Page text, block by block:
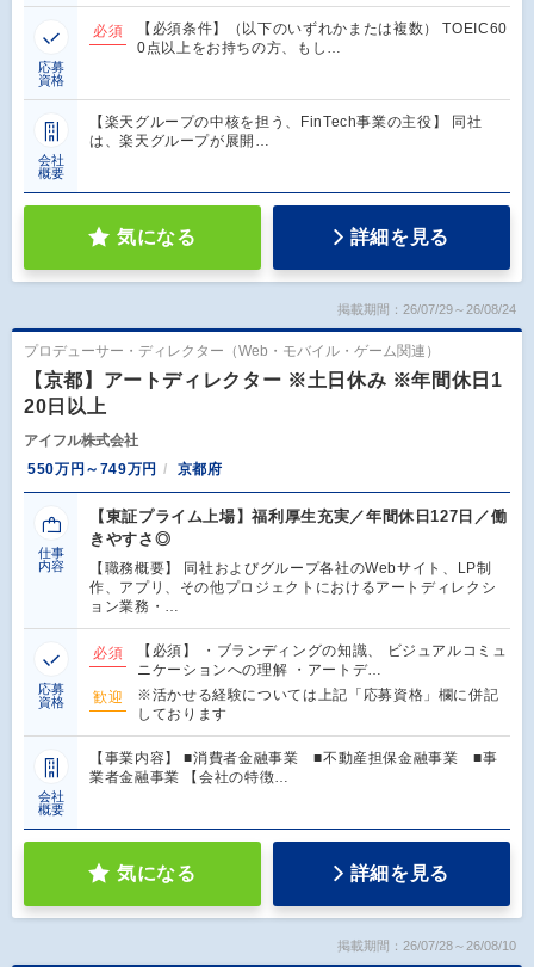
応募
資格
必須
【必須条件】（以下のいずれかまたは複数） TOEIC60
0点以上をお持ちの方、もし…
会社
概要
【楽天グループの中核を担う、FinTech事業の主役】 同社
は、楽天グループが展開…
気になる 詳細を見る
掲載期間：26/07/29～26/08/24
プロデューサー・ディレクター（Web・モバイル・ゲーム関連）
【京都】アートディレクター ※土日休み ※年間休日1
20日以上
アイフル株式会社
550万円～749万円
京都府
仕事
内容
【東証プライム上場】福利厚生充実／年間休日127日／働
きやすさ◎
【職務概要】 同社およびグループ各社のWebサイト、LP制
作、アプリ、その他プロジェクトにおけるアートディレクシ
ョン業務・…
応募
資格
必須
【必須】 ・ブランディングの知識、 ビジュアルコミュ
ニケーションへの理解 ・アートデ…
歓迎
※活かせる経験については上記「応募資格」欄に併記
しております
会社
概要
【事業内容】 ■消費者金融事業 ■不動産担保金融事業 ■事
業者金融事業 【会社の特徴…
気になる 詳細を見る
掲載期間：26/07/28～26/08/10